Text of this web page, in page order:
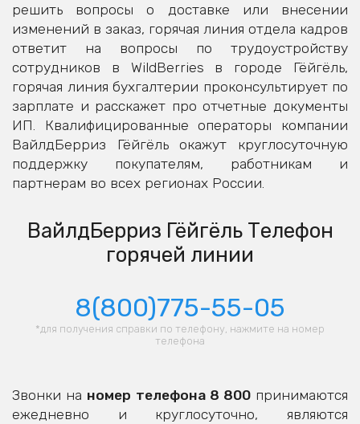
решить вопросы о доставке или внесении
изменений в заказ, горячая линия отдела кадров
ответит на вопросы по трудоустройству
сотрудников в WildBerries в городе Гёйгёль,
горячая линия бухгалтерии проконсультирует по
зарплате и расскажет про отчетные документы
ИП. Квалифицированные операторы компании
ВайлдБерриз Гёйгёль окажут круглосуточную
поддержку покупателям, работникам и
партнерам во всех регионах России.
ВайлдБерриз Гёйгёль Телефон
горячей линии
8(800)775-55-05
*для получения справки по телефону, нажмите на номер
телефона
Звонки на номер телефона 8 800принимаются
ежедневно и круглосуточно, являются